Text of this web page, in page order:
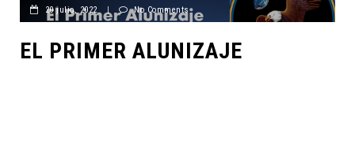
20 julio, 2022 | No Comments
EL PRIMER ALUNIZAJE